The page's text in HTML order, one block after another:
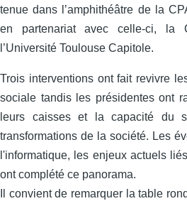
tenue dans l’amphithéâtre de la
en partenariat avec celle‑ci, la
l’Université Toulouse Capitole.
Trois interventions ont fait revivre
sociale tandis les présidentes ont
leurs caisses et la capacité du
transformations de la société. Les
l'informatique, les enjeux actuels
ont complété ce panorama.
Il convient de remarquer la table